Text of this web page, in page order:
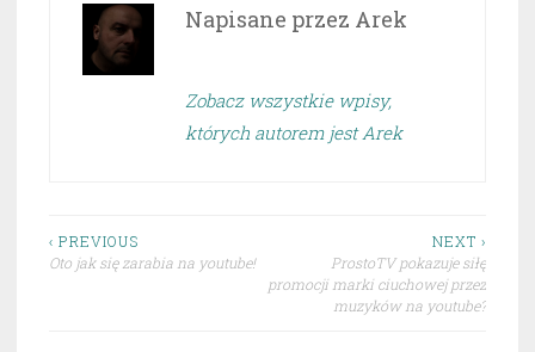
Napisane przez Arek
Zobacz wszystkie wpisy,
których autorem jest Arek
Nawigacja
‹ PREVIOUS
Oto jak się zarabia na youtube!
NEXT ›
ProstoTV pokazuje siłę
promocji marki ciuchowej przez
muzyków na youtube?